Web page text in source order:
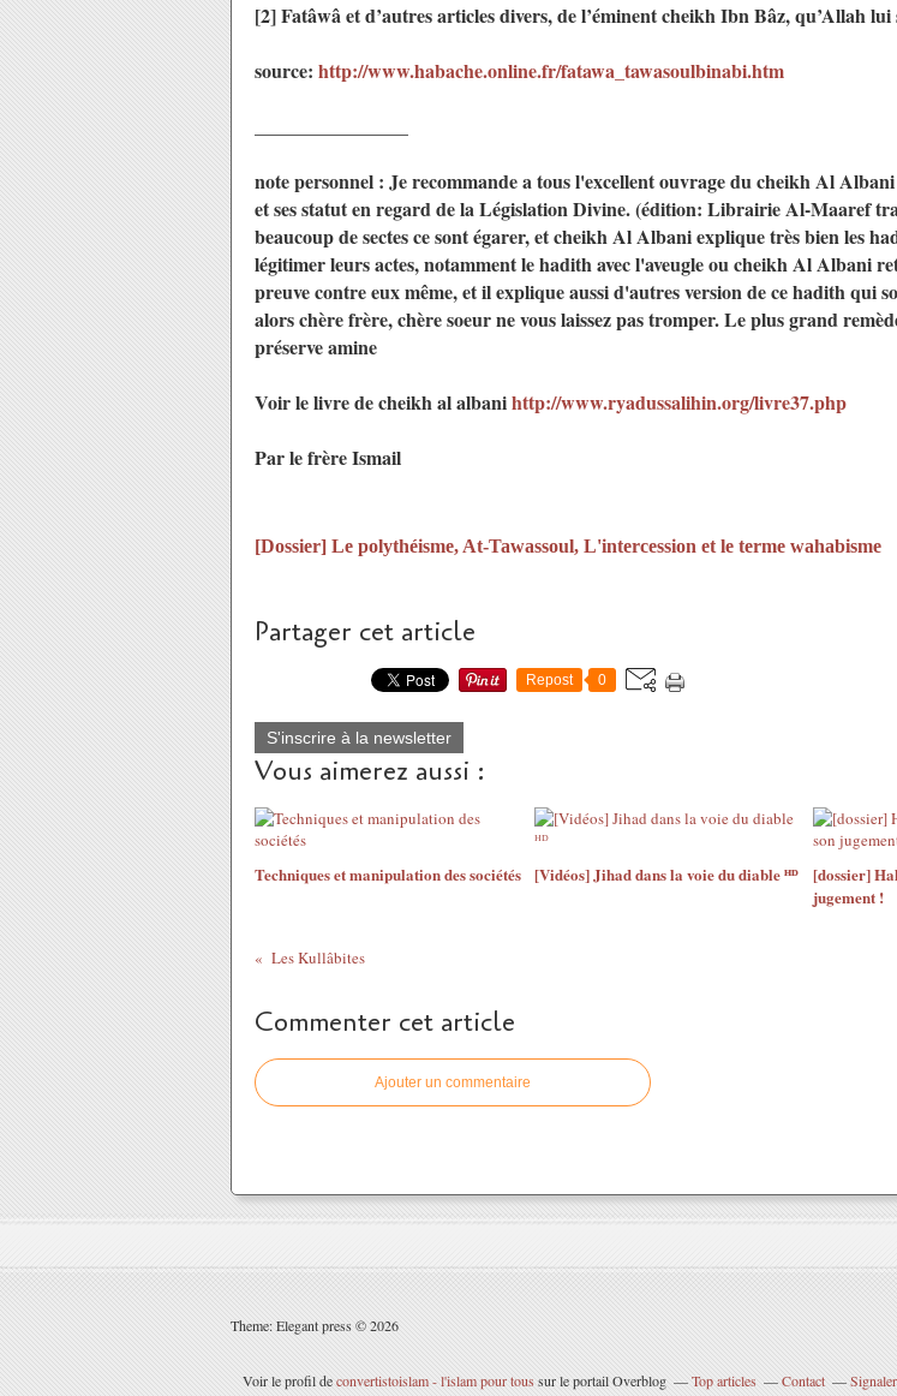
[2] Fatâwâ et d’autres articles divers, de l’éminent cheikh Ibn Bâz, qu’Allah lui
source: http://www.habache.online.fr/fatawa_tawasoulbinabi.htm
note personnel : Je recommande a tous l'excellent ouvrage du cheikh Al
et ses statut en regard de la Législation Divine. (édition: Librairie Al-Maaref
beaucoup de sectes ce sont égarer, et cheikh Al Albani explique très bien les
légitimer leurs actes, notamment le hadith avec l'aveugle ou cheikh Al Albani
preuve contre eux même, et il explique aussi d'autres version de ce hadith qui
alors chère frère, chère soeur ne vous laissez pas tromper. Le plus grand
préserve amine
Voir le livre de cheikh al albanihttp://www.ryadussalihin.org/livre37.php
Par le frère Ismail
[Dossier] Le polythéisme, At-Tawassoul, L'intercession et le terme wahabisme
Partager cet article
Repost 0
S'inscrire à la newsletter
Vous aimerez aussi :
Techniques et manipulation des sociétés [Vidéos] Jihad dans la voie du diable ᴴᴰ
[dossier]
jugement !
Les Kullâbites
Commenter cet article
Ajouter un commentaire
Theme: Elegant press © 2026
Voir le profil deconvertistoislam - l'islam pour tous sur le portail Overblog Top articles Contact